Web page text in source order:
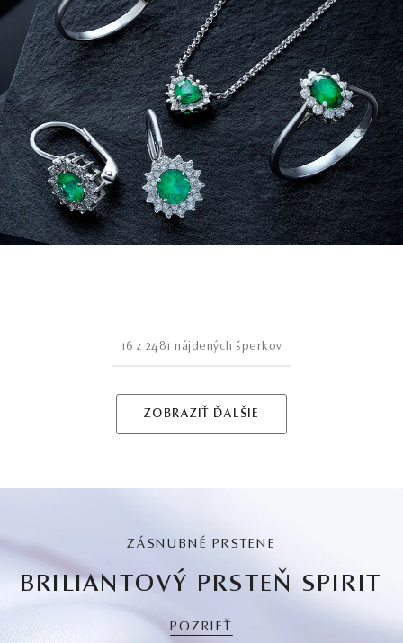
16 z 2481 nájdených šperkov
ZOBRAZIŤ ĎALŠIE
ZÁSNUBNÉ PRSTENE
BRILIANTOVÝ PRSTEŇ SPIRIT
POZRIEŤ